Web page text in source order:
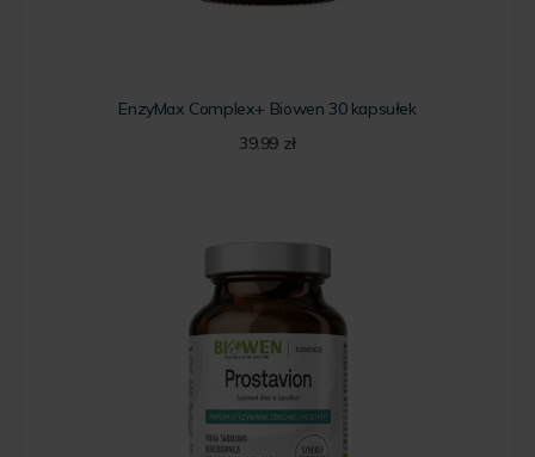
EnzyMax Complex+ Biowen 30 kapsułek
39.99 zł